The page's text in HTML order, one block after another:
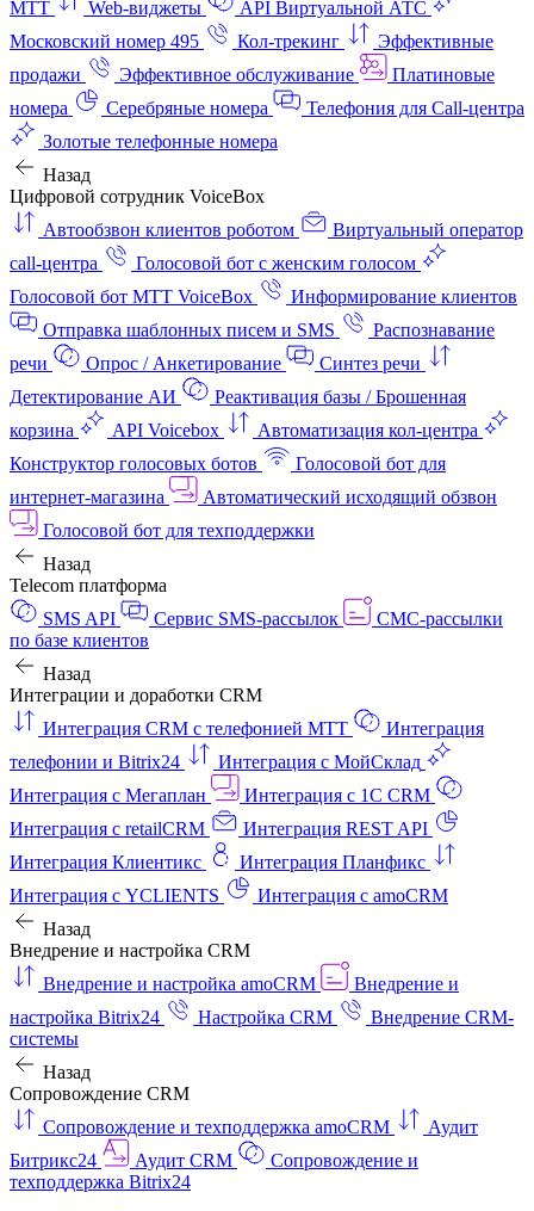
МТТ Web-виджеты
API Виртуальной АТС
Московский номер 495
Кол-трекинг
Эффективные
продажи
Эффективное обслуживание
Платиновые
номера
Серебряные номера
Телефония для Call-центра
Золотые телефонные номера
Назад
Цифровой сотрудник VoiceBox
Автообзвон клиентов роботом
Виртуальный оператор
call-центра
Голосовой бот с женским голосом
Голосовой бот МТТ VoiceBox
Информирование клиентов
Отправка шаблонных писем и SMS
Распознавание
речи
Опрос / Анкетирование
Синтез речи
Детектирование АИ
Реактивация базы / Брошенная
корзина
API Voicebox
Автоматизация кол‑центра
Конструктор голосовых ботов
Голосовой бот для
интернет‑магазина
Автоматический исходящий обзвон
Голосовой бот для техподдержки
Назад
Telecom платформа
SMS API
Сервис SMS-рассылок
СМС-рассылки
по базе клиентов
Назад
Интеграции и доработки CRM
Интеграция CRM с телефонией МТТ
Интеграция
телефонии и Bitrix24
Интеграция с МойСклад
Интеграция с Мегаплан
Интеграция с 1C CRM
Интеграция с retailCRM
Интеграция REST API
Интеграция Клиентикс
Интеграция Планфикс
Интеграция с YCLIENTS
Интеграция с amoCRM
Назад
Внедрение и настройка CRM
Внедрение и настройка amoCRM
Внедрение и
настройка Bitrix24
Настройка CRM
Внедрение CRM-
системы
Назад
Сопровождение CRM
Сопровождение и техподдержка amoCRM
Аудит
Битрикс24
Аудит CRM
Сопровождение и
техподдержка Bitrix24